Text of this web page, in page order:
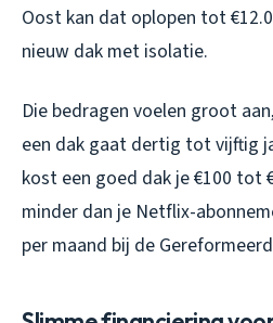
Oost kan dat oplopen tot
nieuw dak met isolatie.
Die bedragen voelen groot
een dak gaat dertig tot vijftig
kost een goed dak je €100 tot
minder dan je Netflix-
per maand bij de